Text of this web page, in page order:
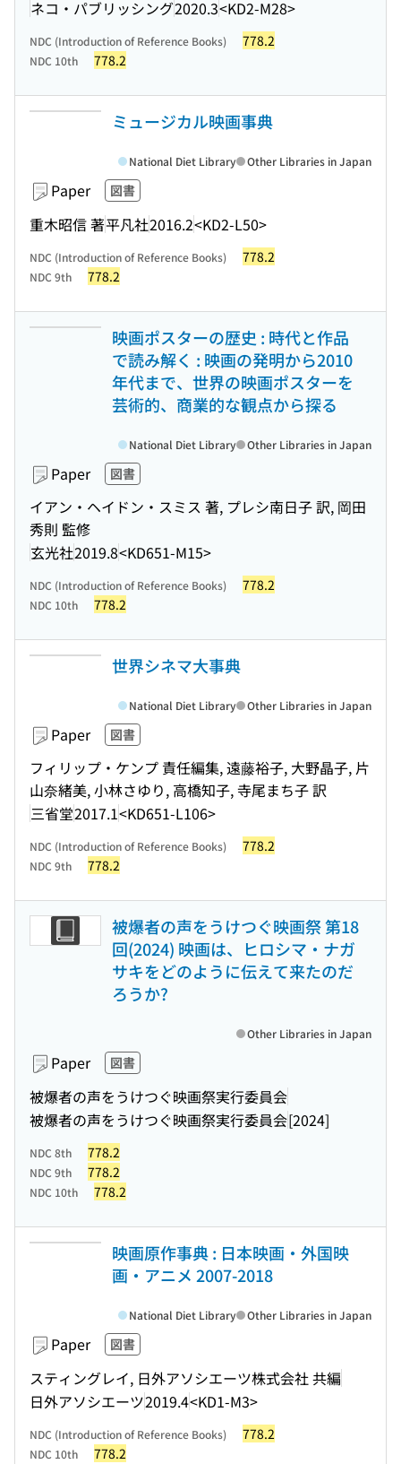
ネコ・パブリッシング2020.3<KD2-M28>
NDC (Introduction of Reference Books) 778.2
NDC 10th 778.2
ミュージカル映画事典
Paper 図書
重木昭信 著平凡社2016.2<KD2-L50>
National Diet Library Other Libraries in Japan
NDC (Introduction of Reference Books) 778.2
NDC 9th 778.2
映画ポスターの歴史 : 時代と作品
で読み解く : 映画の発明から2010
年代まで、世界の映画ポスターを
芸術的、商業的な観点から探る
Paper 図書
イアン・ヘイドン・スミス 著, プレシ南日子 訳, 岡田
秀則 監修
玄光社2019.8<KD651-M15>
National Diet Library Other Libraries in Japan
NDC (Introduction of Reference Books) 778.2
NDC 10th 778.2
世界シネマ大事典
Paper 図書
フィリップ・ケンプ 責任編集, 遠藤裕子, 大野晶子, 片
山奈緒美, 小林さゆり, 高橋知子, 寺尾まち子 訳
三省堂2017.1<KD651-L106>
National Diet Library Other Libraries in Japan
NDC (Introduction of Reference Books) 778.2
NDC 9th 778.2
被爆者の声をうけつぐ映画祭 第18
回(2024) 映画は、ヒロシマ・ナガ
サキをどのように伝えて来たのだ
ろうか?
Paper 図書
被爆者の声をうけつぐ映画祭実行委員会
被爆者の声をうけつぐ映画祭実行委員会[2024]
Other Libraries in Japan
NDC 8th 778.2
NDC 9th 778.2
NDC 10th 778.2
映画原作事典 : 日本映画・外国映
画・アニメ 2007-2018
Paper 図書
スティングレイ, 日外アソシエーツ株式会社 共編
日外アソシエーツ2019.4<KD1-M3>
National Diet Library Other Libraries in Japan
NDC (Introduction of Reference Books) 778.2
NDC 10th 778.2